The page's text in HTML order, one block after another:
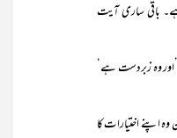
ہے۔ باقی ساری آیت
’’اور وہ زبردست ہے‘
اپنے اختیارات کا